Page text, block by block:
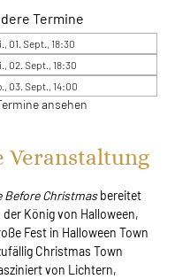
Termine
01. Sept., 18:30
02. Sept., 18:30
03. Sept., 14:00
ansehen
Veranstaltung
Before Christmas bereitet
König von Halloween,
Fest in Halloween Town
Christmas Town
von Lichtern,